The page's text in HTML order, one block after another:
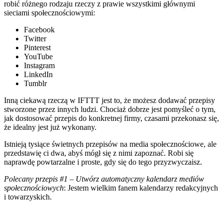
robić różnego rodzaju rzeczy z prawie wszystkimi głównymi
sieciami społecznościowymi:
Facebook
Twitter
Pinterest
YouTube
Instagram
LinkedIn
Tumblr
Inną ciekawą rzeczą w IFTTT jest to, że możesz dodawać przepisy
stworzone przez innych ludzi. Chociaż dobrze jest pomyśleć o tym,
jak dostosować przepis do konkretnej firmy, czasami przekonasz się,
że idealny jest już wykonany.
Istnieją tysiące świetnych przepisów na media społecznościowe, ale
przedstawię ci dwa, abyś mógł się z nimi zapoznać. Robi się
naprawdę powtarzalne i proste, gdy się do tego przyzwyczaisz.
Polecany przepis #1 – Utwórz automatyczny kalendarz mediów
społecznościowych: Jestem wielkim fanem kalendarzy redakcyjnych
i towarzyskich.